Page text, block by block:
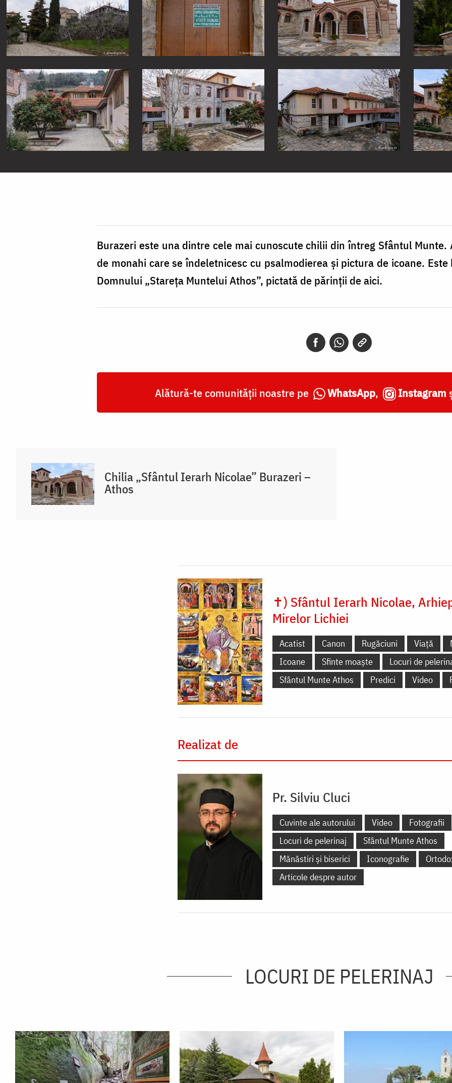
Burazeri este una dintre cele mai cunoscute chilii din întreg Sfântul Munte.
de monahi care se îndeletnicesc cu psalmodierea şi pictura de icoane.
Domnului „Stareţa Muntelui Athos”, pictată de părinţii de aici.
Alătură-te comunității noastre pe WhatsApp, Instagram
Chilia „Sfântul Ierarh Nicolae” Burazeri –
Athos
✝) Sfântul Ierarh Nicolae,
Mirelor Lichiei
Acatist Canon Rugăciuni Viață
Icoane
Sfinte moaște
Locuri de
Sfântul Munte Athos
Predici Video
Realizat de
Pr. Silviu Cluci
Cuvinte ale autorului Video
Fotografii
Locuri de pelerinaj
Sfântul Munte Athos
Mănăstiri și biserici
Iconografie
Articole despre autor
LOCURI DE PELERINAJ